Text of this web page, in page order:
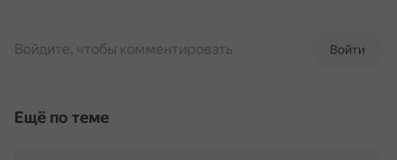
Войти
Войдите, чтобы комментировать
Ещё по теме